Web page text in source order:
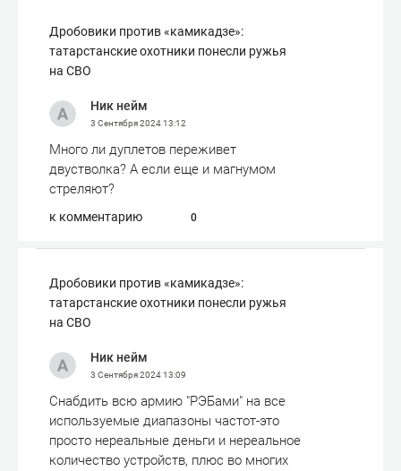
Дробовики против «камикадзе»:
татарстанские охотники понесли ружья
на СВО
Ник нейм
3 Сентября 202413:12
Много ли дуплетов переживет
двустволка? А если еще и магнумом
стреляют?
к комментарию 0
Дробовики против «камикадзе»:
татарстанские охотники понесли ружья
на СВО
Ник нейм
3 Сентября 202413:09
Снабдить всю армию "РЭБами" на все
используемые диапазоны частот-это
просто нереальные деньги и нереальное
количество устройств, плюс во многих